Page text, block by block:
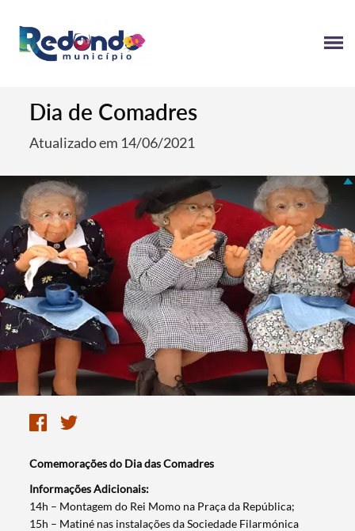
Dia de Comadres
Atualizado em 14/06/2021
Comemorações do Dia das Comadres
Informações Adicionais:
​14h – Montagem do Rei Momo na Praça da República;
15h – Matiné nas instalações da Sociedade Filarmónica